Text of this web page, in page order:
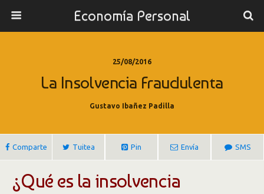
Economía Personal
25/08/2016
La Insolvencia Fraudulenta
Gustavo Ibañez Padilla
Comparte Tuitea Pin Envía SMS
¿Qué es la insolvencia